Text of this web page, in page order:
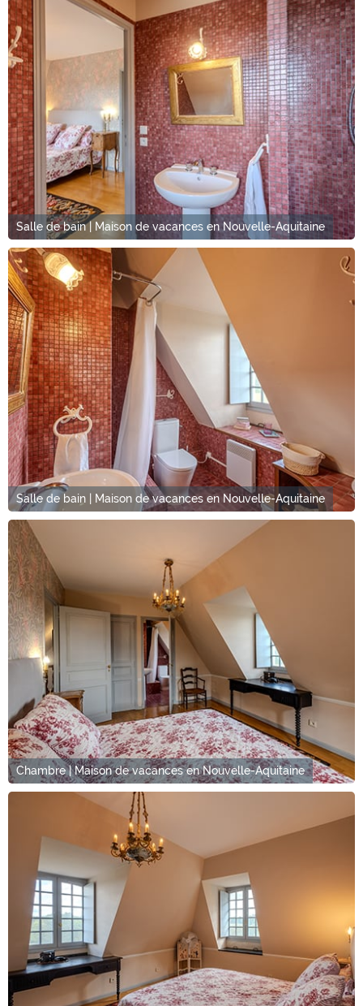
Salle de bain | Maison de vacances en Nouvelle-Aquitaine
Salle de bain | Maison de vacances en Nouvelle-Aquitaine
Chambre | Maison de vacances en Nouvelle-Aquitaine